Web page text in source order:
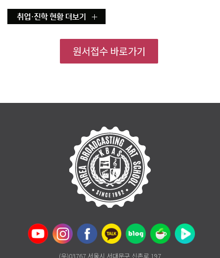
원서접수 바로가기
(우)03767 서울시 서대문구 신촌로 197